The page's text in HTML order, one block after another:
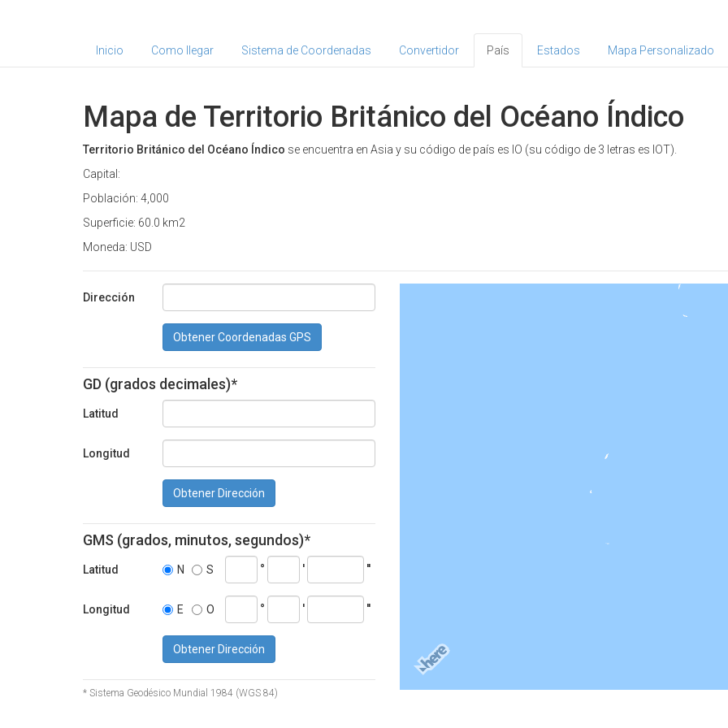
Inicio Como llegar Sistema de Coordenadas Convertidor País Estados Mapa Personalizado
Mapa de Territorio Británico del Océano Índico
Territorio Británico del Océano Índico se encuentra en Asia y su código de país es IO (su código de 3 letras es IOT).
Capital:
Población: 4,000
Superficie: 60.0 km2
Moneda: USD
Dirección
Obtener Coordenadas GPS
GD (grados decimales)*
Latitud
Longitud
Obtener Dirección
GMS (grados, minutos, segundos)*
Latitud N S ° ' ''
Longitud E O ° ' ''
Obtener Dirección
* Sistema Geodésico Mundial 1984 (WGS 84)